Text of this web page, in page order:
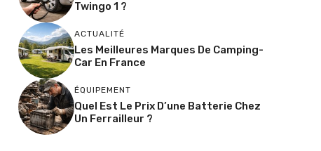
Twingo 1 ?
ACTUALITÉ
Les Meilleures Marques De Camping-
Car En France
ÉQUIPEMENT
Quel Est Le Prix D’une Batterie Chez
Un Ferrailleur ?